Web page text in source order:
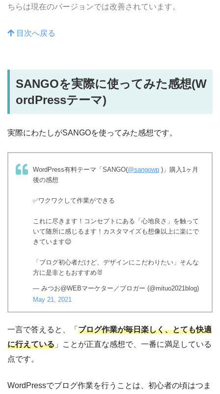
ちらは現在のバージョンでは改善されています。
目次へ戻る
SANGOを実際に使ってみた感想(W
ordPressテーマ)
実際にわたしがSANGOを使ってみた感想です。
WordPress有料テーマ「SANGO(@sangowp )」購入1ヶ月
後の感想
✅ワクワクして作業ができる
これに尽きます！コンセプトにある「心地良さ」を触って
いて随所に感じるます！カスタマイズも想像以上に楽にで
きています😌
「ブログ初心者だけど、デザインにこだわりたい」そんな
方に是非ともおすすめ🐰
— みつお@WEBマーケター／ブロガー (@mituo2021blog)
May 21, 2021
一言で答えると、「 ブログ作業が毎日楽しく、とても快適
に行えている 」ことが正直な感想で、一番に満足している
点です。
WordPressでブログ作業を行うことは、初心者の頃はつま